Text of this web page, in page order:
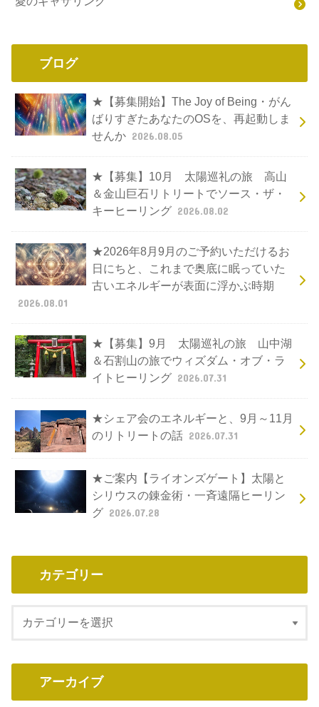
ブログ
★【募集開始】The Joy of Being・がん
ばりすぎたあなたのOSを、再起動しま
せんか 2026.08.05
★【募集】10月 太陽巡礼の旅 高山
＆金山巨石リトリートでソース・ザ・
キーヒーリング 2026.08.02
★2026年8月9月のご予約いただけるお
日にちと、これまで奥底に眠っていた
古いエネルギーが表面に浮かぶ時期
2026.08.01
★【募集】9月 太陽巡礼の旅 山中湖
＆石割山の旅でウィズダム・オブ・ラ
イトヒーリング 2026.07.31
★シェア会のエネルギーと、9月～11月
のリトリートの話 2026.07.31
★ご案内【ライオンズゲート】太陽と
シリウスの錬金術・一斉遠隔ヒーリン
グ 2026.07.28
カテゴリー
アーカイブ